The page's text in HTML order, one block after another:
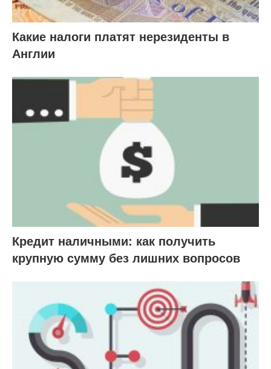
Какие налоги платят нерезиденты в
Англии
Кредит наличными: как получить
крупную сумму без лишних вопросов